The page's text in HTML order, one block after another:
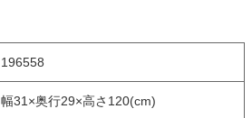
196558
幅31×奥行29×高さ120(cm)